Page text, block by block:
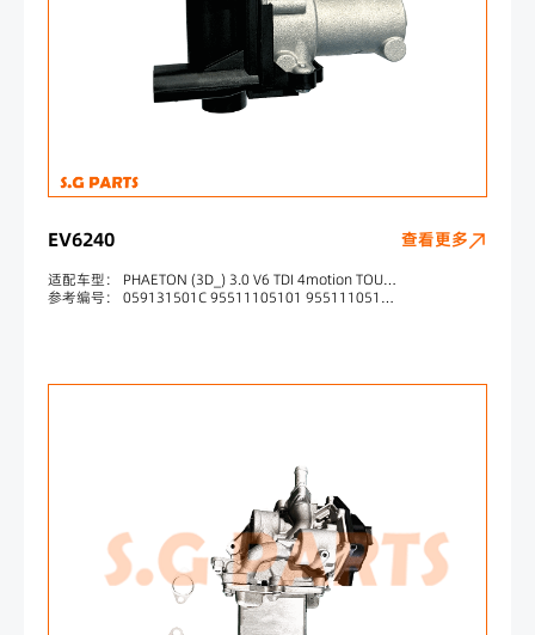
EV6240
适配车型： PHAETON (3D_) 3.0 V6 TDI 4motion TOUAREG (7LA, 7L6, 7L7) 3.0 V6 TDI TOUAREG (7P5) 3.0 V6 TDI AUDI A4 Avant (8K5, B8) 3.0 TDI quattro
参考编号： 059131501C 95511105101 95511105100 059131502D 701782070 059131501H 555298 83990 7518250 88250
查看更多